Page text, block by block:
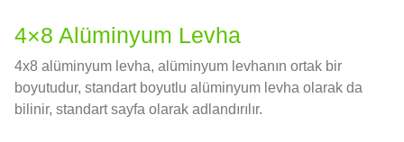
4×8 Alüminyum Levha
4x8 alüminyum levha, alüminyum levhanın ortak bir
boyutudur, standart boyutlu alüminyum levha olarak da
bilinir, standart sayfa olarak adlandırılır.